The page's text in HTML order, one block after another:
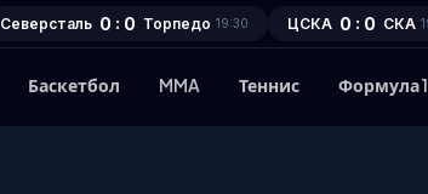
Северсталь 0 : 0 Торпедо 19:30 ЦСКА 0 : 0 СКА
Баскетбол MMA Теннис Формула 1